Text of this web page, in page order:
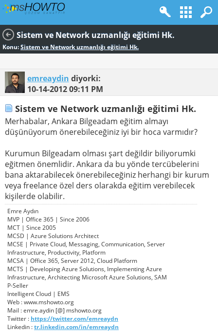
Sistem ve Network uzmanlığı eğitimi Hk.
Konu:Sistem ve Network uzmanlığı eğitimi Hk.
emreaydin diyorki:
10-14-201209:11 PM
Sistem ve Network uzmanlığı eğitimi Hk.
Merhabalar, Ankara Bilgeadam eğitim almayı
düşünüyorum önerebileceğiniz iyi bir hoca varmıdır?
Kurumun Bilgeadam olması şart değildir biliyorumki
eğitmen önemlidir. Ankara da bu yönde tercübelerini
bana aktarabilecek önerebileceğiniz herhangi bir kurum
veya freelance özel ders olarakda eğitim verebilecek
kişilerde olabilir.
Emre Aydın
MVP | Office 365 | Since 2006
MCT | Since 2005
MCSD | Azure Solutions Architect
MCSE | Private Cloud, Messaging, Communication, Server
Infrastructure, Productivity, Platform
MCSA | Office 365, Server 2012, Cloud Platform
MCTS | Developing Azure Solutions, Implementing Azure
Infrastructure, Architecting Microsoft Azure Solutions, SAM
P-Seller
Intelligent Cloud | EMS
Web : www.mshowto.org
Mail : emre.aydin [@] mshowto.org
Twitter : https://twitter.com/emreaydn
Linkedin :tr.linkedin.com/in/emreaydn